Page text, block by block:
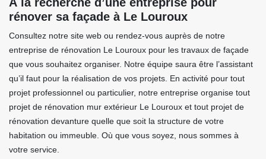
rénover sa façade à Le Louroux
Consultez notre site web ou rendez-vous auprès de notre
entreprise de rénovation Le Louroux pour les travaux de façade
que vous souhaitez organiser. Notre équipe saura être l’assistant
qu’il faut pour la réalisation de vos projets. En activité pour tout
projet professionnel ou particulier, notre entreprise organise tout
projet de rénovation mur extérieur Le Louroux et tout projet de
rénovation devanture quelle que soit la structure de votre
habitation ou immeuble. Où que vous soyez, nous sommes à
votre service.